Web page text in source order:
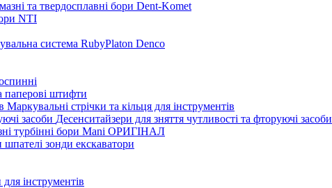
та твердосплавні бори Dent-Komet
NTI
система RubyPlaton Denco
паперові штифти
Маркувальні стрічки та кільця для інструментів
Десенситайзери для зняття чутливості та фторуючі засоби
турбінні бори Mani ОРИГІНАЛ
шпателі зонди екскаватори
інструментів